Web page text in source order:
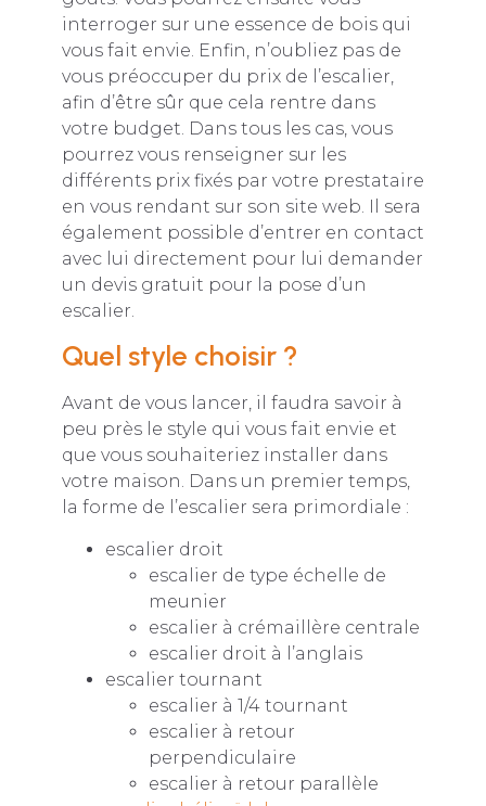
interroger sur une essence de bois qui
vous fait envie. Enfin, n’oubliez pas de
vous préoccuper du prix de l’escalier,
afin d’être sûr que cela rentre dans
votre budget. Dans tous les cas, vous
pourrez vous renseigner sur les
différents prix fixés par votre prestataire
en vous rendant sur son site web. Il sera
également possible d’entrer en contact
avec lui directement pour lui demander
un devis gratuit pour la pose d’un
escalier.
Quel style choisir ?
Avant de vous lancer, il faudra savoir à
peu près le style qui vous fait envie et
que vous souhaiteriez installer dans
votre maison. Dans un premier temps,
la forme de l’escalier sera primordiale :
escalier droit
escalier de type échelle de
meunier
escalier à crémaillère centrale
escalier droit à l’anglais
escalier tournant
escalier à 1/4 tournant
escalier à retour
perpendiculaire
escalier à retour parallèle